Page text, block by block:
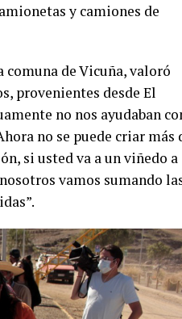
y camiones de
de Vicuña, valoró
provenientes desde El
no nos ayudaban
no se puede criar más
si usted va a un viñedo a
vamos sumando